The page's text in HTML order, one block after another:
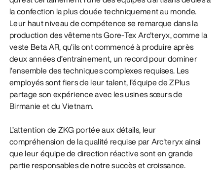
la confection la plus douée techniquement au monde.
Leur haut niveau de compétence se remarque dans la
production des vêtements Gore-Tex Arc'teryx, comme la
veste Beta AR, qu’ils ont commencé à produire après
deux années d’entrainement, un record pour dominer
l’ensemble des techniques complexes requises. Les
employés sont fiers de leur talent, l’équipe de ZPlus
partage son expérience avec les usines sœurs de
Birmanie et du Vietnam.
L’attention de ZKG portée aux détails, leur
compréhension de la qualité requise par Arc'teryx ainsi
que leur équipe de direction réactive sont en grande
partie responsables de notre succès et croissance.